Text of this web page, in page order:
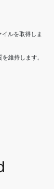
維持します。